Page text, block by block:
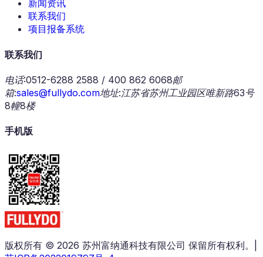
新闻资讯
联系我们
项目报备系统
联系我们
电话:0512-6288 2588 / 400 862 6068邮
箱:sales@fullydo.com地址:江苏省苏州工业园区唯新路63号
8幢8楼
手机版
版权所有 © 2026 苏州富纳通科技有限公司 保留所有权利。